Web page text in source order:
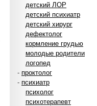
детский ЛОР
детский психиатр
детский хирург
дефектолог
кормление грудью
молодые родители
логопед
- проктолог
- психиатр
психолог
психотерапевт